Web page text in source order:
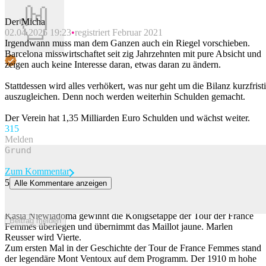
Der Micha
02.04.2025 19:23 registriert Februar 2021
Irgendwann muss man dem Ganzen auch ein Riegel vorschieben.
Barcelona misswirtschaftet seit zig Jahrzehnten mit pure Absicht und
zeigen auch keine Interesse daran, etwas daran zu ändern.
Stattdessen wird alles verhökert, was nur geht um die Bilanz
auszugleichen. Denn noch werden weiterhin Schulden gemacht.
Der Verein hat 1,35 Milliarden Euro Schulden und wächst weiter.
31 5
Melden
Beitrag melden
Zum Kommentar
5 Alle Kommentare anzeigen
Kasia Niewiadoma gewinnt die Königsetappe der Tour der France
Femmes überlegen und übernimmt das Maillot jaune. Marlen
Reusser wird Vierte.
Zum ersten Mal in der Geschichte der Tour de France Femmes stand
der legendäre Mont Ventoux auf dem Programm. Der 1910 m hohe